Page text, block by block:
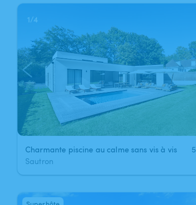
1/4
Charmante piscine au calme sans vis à vis
5
Sautron